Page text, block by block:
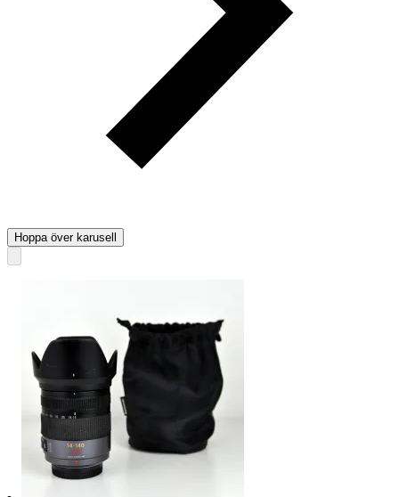
Hoppa över karusell